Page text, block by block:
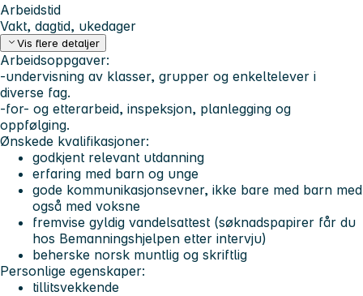
Arbeidstid
Vakt, dagtid, ukedager
Vis flere detaljer
Arbeidsoppgaver:
-undervisning av klasser, grupper og enkeltelever i
diverse fag.
-for- og etterarbeid, inspeksjon, planlegging og
oppfølging.
Ønskede kvalifikasjoner:
godkjent relevant utdanning
erfaring med barn og unge
gode kommunikasjonsevner, ikke bare med barn med
også med voksne
fremvise gyldig vandelsattest (søknadspapirer får du
hos Bemanningshjelpen etter intervju)
beherske norsk muntlig og skriftlig
Personlige egenskaper:
tillitsvekkende